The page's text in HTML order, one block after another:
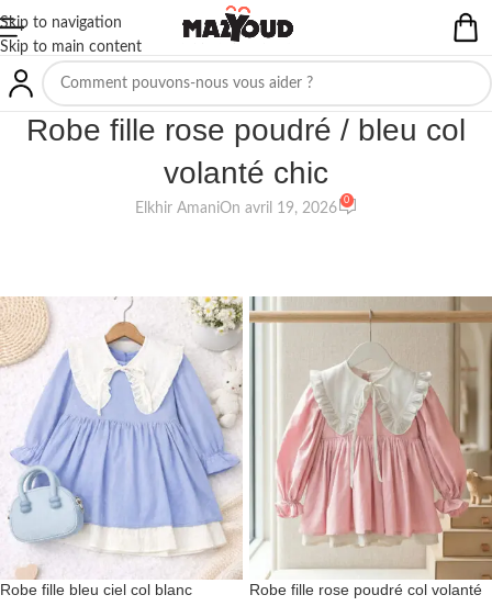
Skip to navigation
Skip to main content
Robe fille rose poudré / bleu col
volanté chic
Elkhir AmaniOn avril 19, 2026
0
Robe fille bleu ciel col blanc
Robe fille rose poudré col volanté